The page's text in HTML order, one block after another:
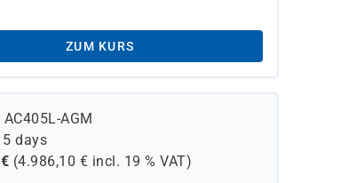
ZUM KURS
AC405L-AGM
5 days
€ (4.986,10 € incl. 19 % VAT)